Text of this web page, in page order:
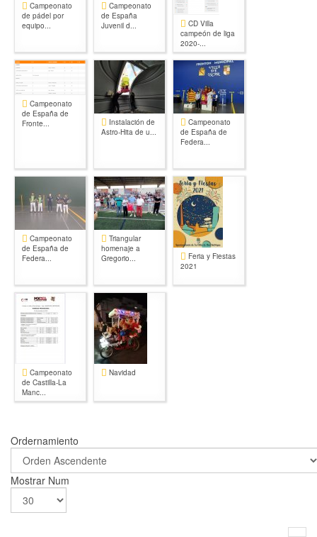
Campeonato
de pádel por
equipo...
Campeonato
de España
Juvenil d...
CD Villa
campeón de liga
2020-...
Campeonato
de España de
Fronte...
Instalación de
Astro-Hita de u...
Campeonato
de España de
Federa...
Campeonato
de España de
Federa...
Triangular
homenaje a
Gregorio...
Feria y Fiestas
2021
Campeonato
de Castilla-La
Manc...
Navidad
Ordernamiento
Mostrar Num